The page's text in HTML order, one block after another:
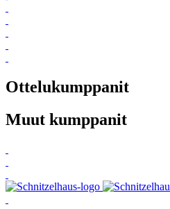
Ottelukumppanit
Muut kumppanit